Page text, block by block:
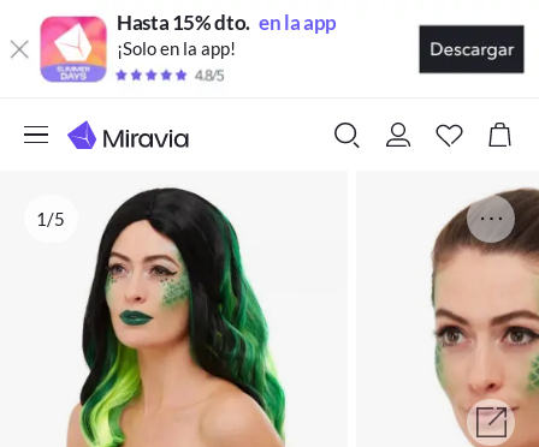
Hasta 15% dto. en la app
¡Solo en la app!
1/5